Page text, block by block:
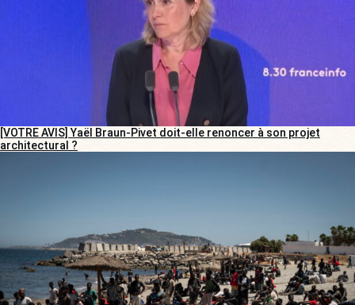
[VOTRE AVIS] Yaël Braun-Pivet doit-elle renoncer à son projet
architectural ?